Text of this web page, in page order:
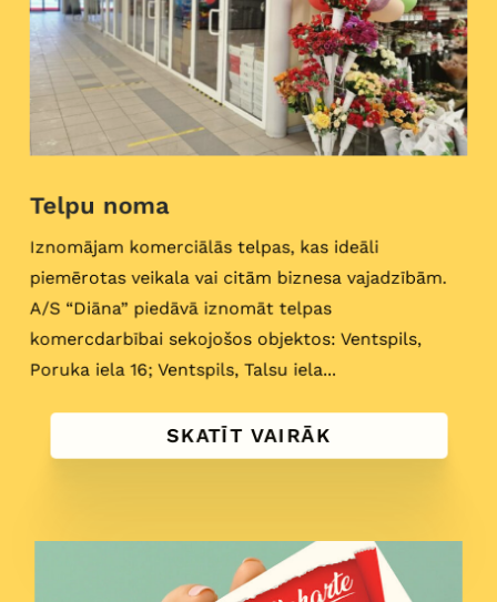
Telpu noma
Iznomājam komerciālās telpas, kas ideāli
piemērotas veikala vai citām biznesa vajadzībām.
A/S “Diāna” piedāvā iznomāt telpas
komercdarbībai sekojošos objektos: Ventspils,
Poruka iela 16; Ventspils, Talsu iela...
SKATĪT VAIRĀK